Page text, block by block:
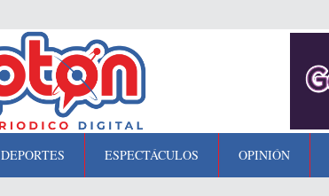
DEPORTES ESPECTÁCULOS OPINIÓN